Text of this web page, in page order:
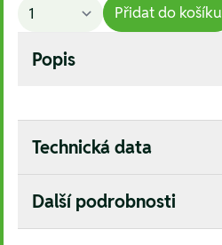
Přidat do košíku
Popis
Technická data
Další podrobnosti